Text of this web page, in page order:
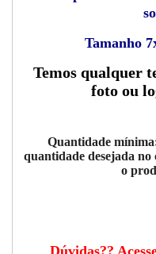
Tamanho
Temos qualquer
foto ou
Quantidade
quantidade desejada
o
Dúvidas??